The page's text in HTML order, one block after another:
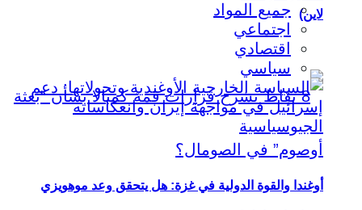
لاين)
جميع المواد
اجتماعي
اقتصادي
سياسي
أوغندا والقوة الدولية في غزة: هل يتحقق وعد موهويزي